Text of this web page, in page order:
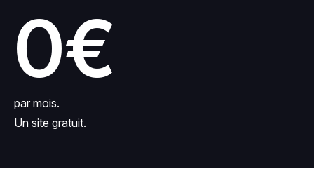
0€
par mois.
Un site gratuit.